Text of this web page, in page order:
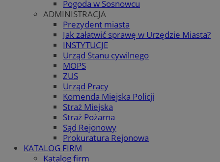
Pogoda w Sosnowcu
ADMINISTRACJA
Prezydent miasta
Jak załatwić sprawę w Urzędzie Miasta?
INSTYTUCJE
Urząd Stanu cywilnego
MOPS
ZUS
Urząd Pracy
Komenda Miejska Policji
Straż Miejska
Straż Pożarna
Sąd Rejonowy
Prokuratura Rejonowa
KATALOG FIRM
Katalog firm